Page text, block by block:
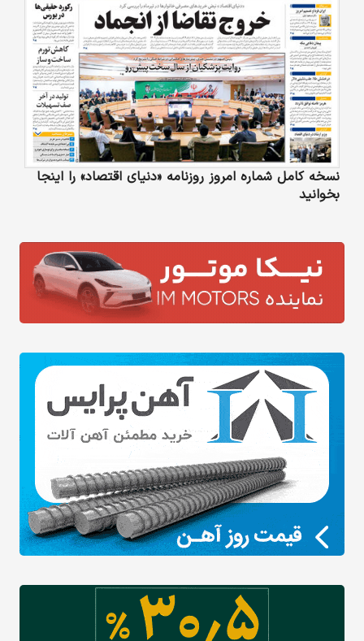
نسخه کامل شماره امروز روزنامه «دنیای‌ اقتصاد» را اینجا
بخوانید